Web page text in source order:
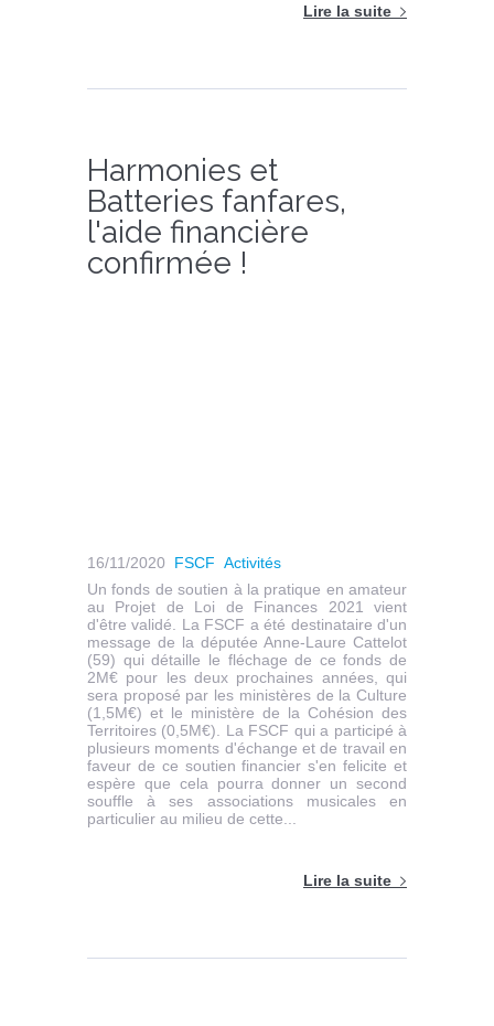
Lire la suite
Harmonies et
Batteries fanfares,
l'aide financière
confirmée !
16/11/2020 FSCF Activités
Un fonds de soutien à la pratique en amateur
au Projet de Loi de Finances 2021 vient
d'être validé. La FSCF a été destinataire d'un
message de la députée Anne-Laure Cattelot
(59) qui détaille le fléchage de ce fonds de
2M€ pour les deux prochaines années, qui
sera proposé par les ministères de la Culture
(1,5M€) et le ministère de la Cohésion des
Territoires (0,5M€). La FSCF qui a participé à
plusieurs moments d'échange et de travail en
faveur de ce soutien financier s'en felicite et
espère que cela pourra donner un second
souffle à ses associations musicales en
particulier au milieu de cette...
Lire la suite